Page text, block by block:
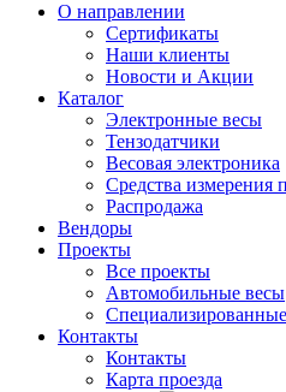
О направлении
Сертификаты
Наши клиенты
Новости и Акции
Каталог
Электронные весы
Тензодатчики
Весовая электроника
Средства измерения
Распродажа
Вендоры
Проекты
Все проекты
Автомобильные весы
Контакты
Контакты
Карта проезда